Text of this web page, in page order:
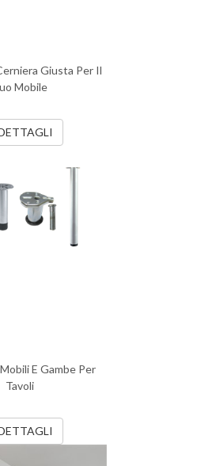
Giusta Per Il
Mobile
E Gambe Per
Tavoli